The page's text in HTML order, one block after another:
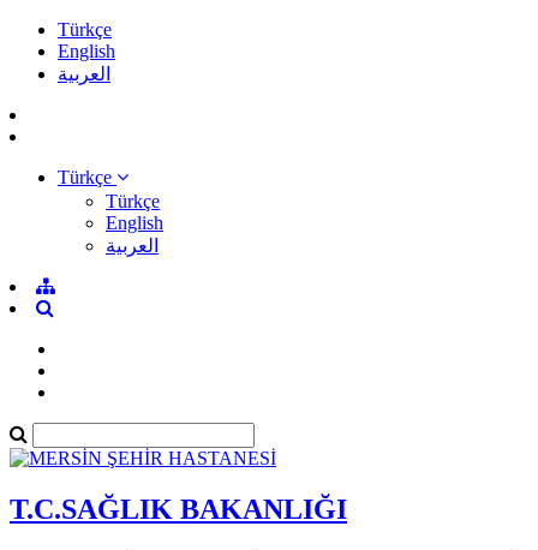
Türkçe
English
العربية
Türkçe
Türkçe
English
العربية
T.C.SAĞLIK BAKANLIĞI